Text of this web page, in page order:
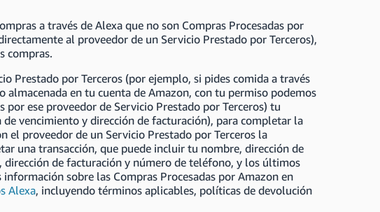
a través de Alexa que no son Compras Procesadas por
al proveedor de un Servicio Prestado por Terceros),
compras.
Prestado por Terceros (por ejemplo, si pides comida a través
en tu cuenta de Amazon, con tu permiso podemos
ese proveedor de Servicio Prestado por Terceros) tu
vencimiento y dirección de facturación), para completar la
el proveedor de un Servicio Prestado por Terceros la
una transacción, que puede incluir tu nombre, dirección de
de facturación y número de teléfono, y los últimos
sobre las Compras Procesadas por Amazon en
Alexa, incluyendo términos aplicables, políticas de devolución